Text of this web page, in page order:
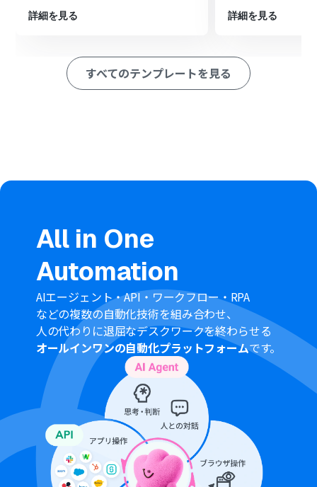
定したスペースやユーザーへ自動で送信します。
■このワークフローのカスタムポイント
Gmailのトリガー設定では、自動化の対象とするメールを
Google Chatへの通知設定では、通知を送信するスペース
なく、OCR機能で取得した文字情報などを動的に埋め込
むといった柔軟なカスタムが可能です。
■注意事項
Gmail、Google ChatのそれぞれとYoomを連携してくだ
さい。
トリガーは5分、10分、15分、30分、60分の間隔で起動
間隔を選択できます。
プランによって最短の起動間隔が異なりますので、ご注意
ください。
OCRデータは6,500文字以上のデータや文字が小さい場合
などは読み取れない場合があるので、ご注意ください。
Google Chatとの連携はGoogle Workspaceの場合のみ
可能です。詳細は「
Google Chatでスペースにメッセージ
を送る方法」を参照ください。
ダウンロード可能なファイル容量は最大300MBまでで
す。アプリの仕様によっては300MB未満になる可能性が
あるので、ご注意ください。
トリガー、各オペレーションでの取り扱い可能なファイ
詳細を見る 詳細を見る
すべてのテンプレートを見る
All in One
Automation
AIエージェント・API・ワークフロー・RPA
などの複数の自動化技術を組み合わせ、
人の代わりに退屈なデスクワークを終わらせる
オールインワンの自動化プラットフォームです。